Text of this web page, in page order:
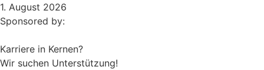
1. August 2026
Sponsored by:
Karriere in Kernen?
Wir suchen Unterstützung!